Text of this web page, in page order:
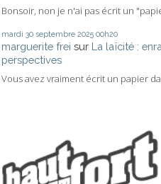
Bonsoir, non je n'ai pas écrit un
mardi 30 septembre 2025 00h20
marguerite frei sur La laïcité :
perspectives
Vous avez vraiment écrit un papier